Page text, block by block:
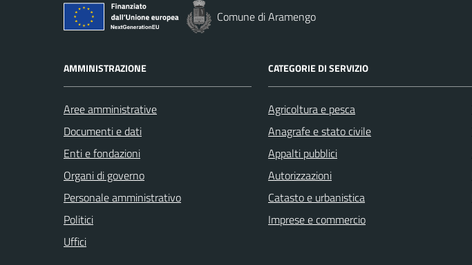
Comune di Aramengo
AMMINISTRAZIONE
Aree amministrative
Documenti e dati
Enti e fondazioni
Organi di governo
Personale amministrativo
Politici
Uffici
CATEGORIE DI SERVIZIO
Agricoltura e pesca
Anagrafe e stato civile
Appalti pubblici
Autorizzazioni
Catasto e urbanistica
Imprese e commercio